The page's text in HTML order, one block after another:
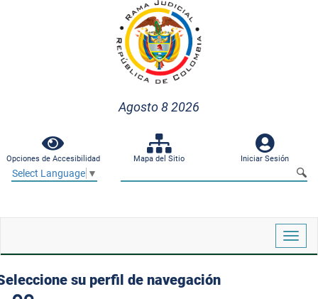
Agosto 8 2026
Opciones de Accesibilidad Mapa del Sitio Iniciar Sesión
Select Language ▼
su perfil de navegación